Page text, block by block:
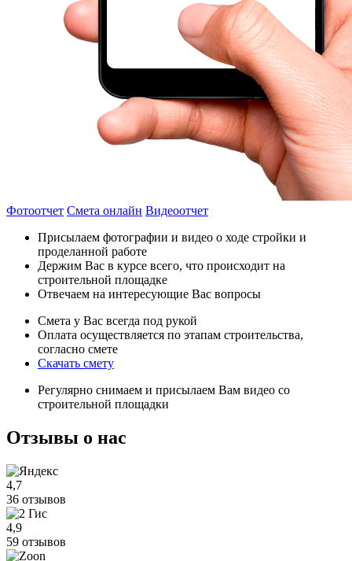
Фотоотчет Смета онлайн Видеоотчет
Присылаем фотографии и видео о ходе стройки и
проделанной работе
Держим Вас в курсе всего, что происходит на
строительной площадке
Отвечаем на интересующие Вас вопросы
Смета у Вас всегда под рукой
Оплата осуществляется по этапам строительства,
согласно смете
Скачать смету
Регулярно снимаем и присылаем Вам видео со
строительной площадки
Отзывы о нас
4,7
36 отзывов
4,9
59 отзывов